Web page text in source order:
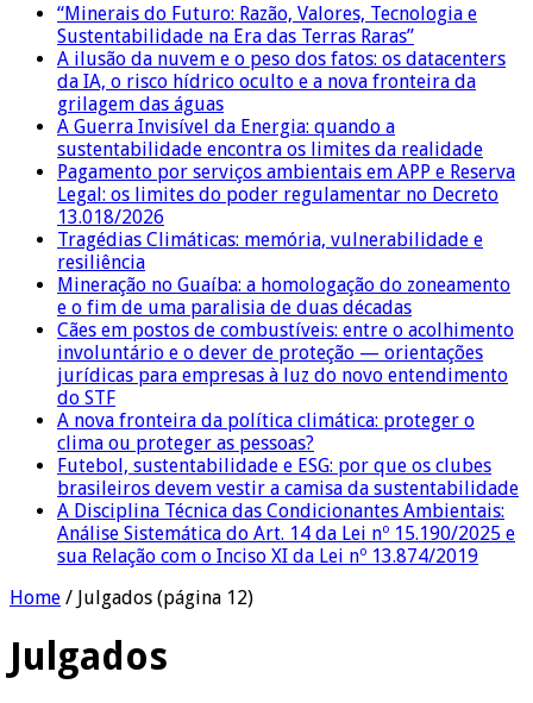
“Minerais do Futuro: Razão, Valores, Tecnologia e
Sustentabilidade na Era das Terras Raras”
A ilusão da nuvem e o peso dos fatos: os datacenters
da IA, o risco hídrico oculto e a nova fronteira da
grilagem das águas
A Guerra Invisível da Energia: quando a
sustentabilidade encontra os limites da realidade
Pagamento por serviços ambientais em APP e Reserva
Legal: os limites do poder regulamentar no Decreto
13.018/2026
Tragédias Climáticas: memória, vulnerabilidade e
resiliência
Mineração no Guaíba: a homologação do zoneamento
e o fim de uma paralisia de duas décadas
Cães em postos de combustíveis: entre o acolhimento
involuntário e o dever de proteção — orientações
jurídicas para empresas à luz do novo entendimento
do STF
A nova fronteira da política climática: proteger o
clima ou proteger as pessoas?
Futebol, sustentabilidade e ESG: por que os clubes
brasileiros devem vestir a camisa da sustentabilidade
A Disciplina Técnica das Condicionantes Ambientais:
Análise Sistemática do Art. 14 da Lei nº 15.190/2025 e
sua Relação com o Inciso XI da Lei nº 13.874/2019
Home / Julgados (página 12)
Julgados